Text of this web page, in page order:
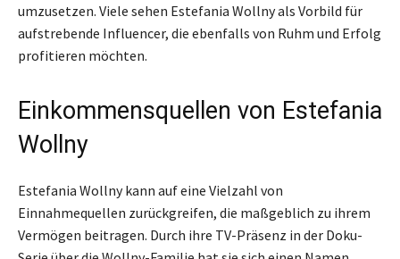
umzusetzen. Viele sehen Estefania Wollny als Vorbild für
aufstrebende Influencer, die ebenfalls von Ruhm und Erfolg
profitieren möchten.
Einkommensquellen von Estefania
Wollny
Estefania Wollny kann auf eine Vielzahl von
Einnahmequellen zurückgreifen, die maßgeblich zu ihrem
Vermögen beitragen. Durch ihre TV-Präsenz in der Doku-